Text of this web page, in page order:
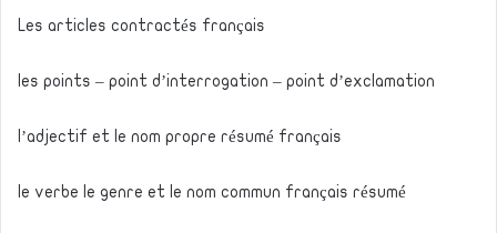
Les articles contractés français
les points – point d’interrogation – point d’exclamation
l’adjectif et le nom propre résumé français
le verbe le genre et le nom commun français résumé